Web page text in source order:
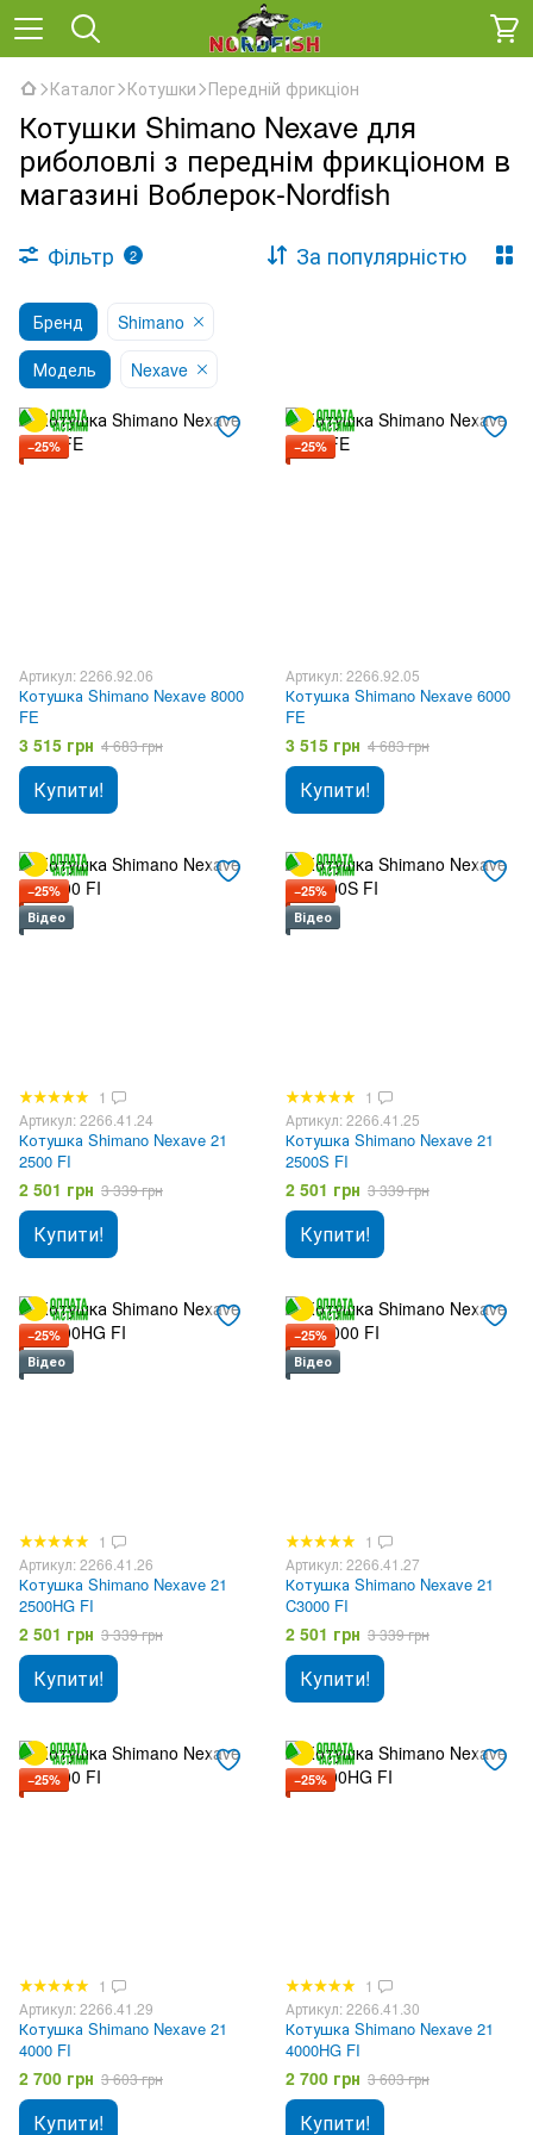
Каталог Котушки Передній фрикціон
Котушки Shimano Nexave для
риболовлі з переднім фрикціоном в
магазині Воблерок-Nordfish
Фільтр 2 За популярністю
Бренд
Shimano
Модель
Nexave
−25%
Артикул: 2266.92.06
Котушка Shimano Nexave 8000
FE
3 515 грн 4 683 грн
Купити!
−25%
Артикул: 2266.92.05
Котушка Shimano Nexave 6000
FE
3 515 грн 4 683 грн
Купити!
−25%
Відео
1
Артикул: 2266.41.24
Котушка Shimano Nexave 21
2500 FI
2 501 грн 3 339 грн
Купити!
−25%
Відео
1
Артикул: 2266.41.25
Котушка Shimano Nexave 21
2500S FI
2 501 грн 3 339 грн
Купити!
−25%
Відео
1
Артикул: 2266.41.26
Котушка Shimano Nexave 21
2500HG FI
2 501 грн 3 339 грн
Купити!
−25%
Відео
1
Артикул: 2266.41.27
Котушка Shimano Nexave 21
C3000 FI
2 501 грн 3 339 грн
Купити!
−25%
1
Артикул: 2266.41.29
Котушка Shimano Nexave 21
4000 FI
2 700 грн 3 603 грн
Купити!
−25%
1
Артикул: 2266.41.30
Котушка Shimano Nexave 21
4000HG FI
2 700 грн 3 603 грн
Купити!